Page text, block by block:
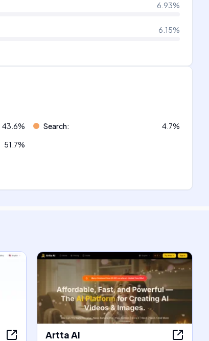
6.93%
6.15%
43.6% Search: 4.7%
51.7%
Artta AI